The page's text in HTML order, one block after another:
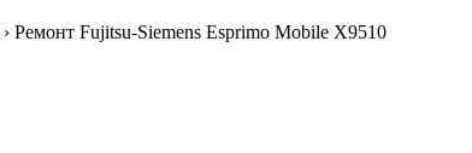
› Ремонт Fujitsu-Siemens Esprimo Mobile X9510